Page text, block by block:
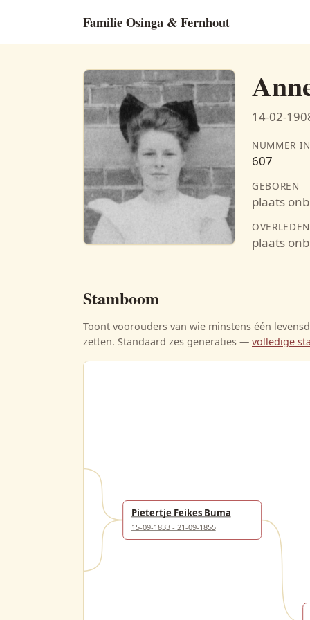
Familie Osinga & Fernhout
14-02-
NUMMER
607
GEBOREN
plaats
OVERLEDEN
plaats
Stamboom
Toont voorouders van wie minstens één
zetten. Standaard zes generaties — volledige
Pietertje Feikes Buma
15-09-1833 - 21-09-1855